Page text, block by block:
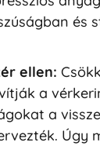
és
ellen:
a
a
Úgy